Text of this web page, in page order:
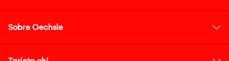
Sobre Oechsle